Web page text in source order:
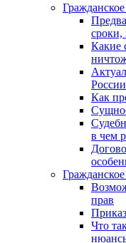
сроки,
Какие
Как
в чем
прав
Что